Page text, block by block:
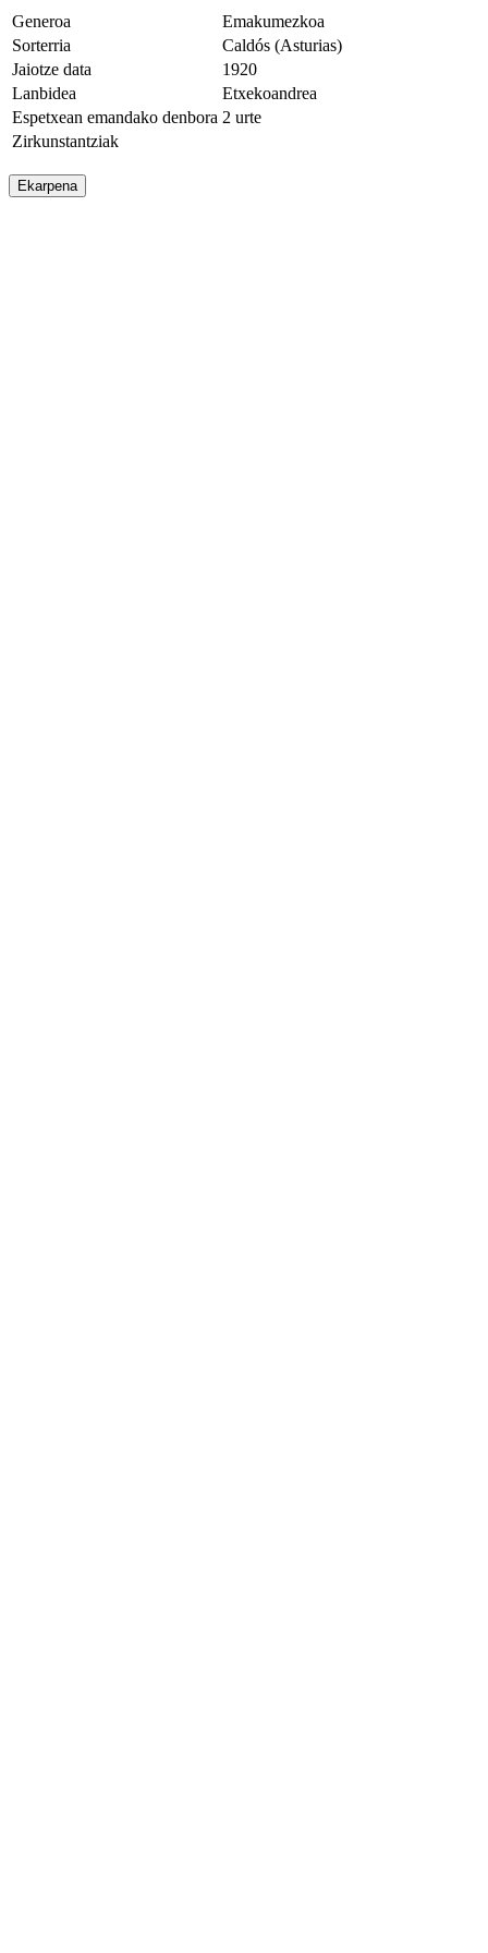
Generoa
Emakumezkoa
Sorterria
Caldós (Asturias)
Jaiotze data
1920
Lanbidea
Etxekoandrea
Espetxean emandako denbora 2 urte
Zirkunstantziak